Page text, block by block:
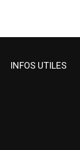
INFOS UTILES